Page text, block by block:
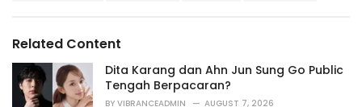
r
i
:Related Content
Dita Karang dan Ahn Jun Sung Go Public
Tengah Berpacaran?
BY VIBRANCEADMIN AUGUST 7, 2026